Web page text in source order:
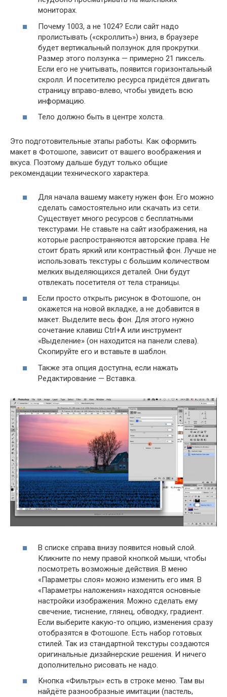
мониторах.
Почему 1003, а не 1024? Если сайт надо
пролистывать («скроллить») вниз, в браузере
будет вертикальный ползунок для прокрутки.
Размер этого ползунка — примерно 21 пиксель.
Если его не учитывать, появится горизонтальный
скролл. И посетителю ресурса придётся двигать
страницу вправо-влево, чтобы увидеть всю
информацию.
Тело должно быть в центре холста.
Это подготовительные этапы работы. Как оформить
макет в Фотошопе, зависит от вашего воображения и
вкуса. Поэтому дальше будут только общие
рекомендации технического характера.
Для начала вашему макету нужен фон. Его можно
сделать самостоятельно или скачать из сети.
Существует много ресурсов с бесплатными
текстурами. Не ставьте на сайт изображения, на
которые распространяются авторские права. Не
стоит брать яркий или контрастный фон. Лучше не
использовать текстуры с большим количеством
мелких выделяющихся деталей. Они будут
отвлекать посетителя от тела страницы.
Если просто открыть рисунок в Фотошопе, он
окажется на новой вкладке, а не добавится в
макет. Выделите весь фон. Для этого нужно
сочетание клавиш Ctrl+A или инструмент
«Выделение» (он находится на панели слева).
Скопируйте его и вставьте в шаблон.
Также эта опция доступна, если нажать
Редактирование — Вставка.
В списке справа внизу появится новый слой.
Кликните по нему правой кнопкой мыши, чтобы
посмотреть возможные действия. В меню
«Параметры слоя» можно изменить его имя. В
«Параметры наложения» находятся основные
настройки изображения. Можно сделать ему
свечение, тиснение, глянец, обводку, градиент.
Если выберите какую-то опцию, изменения сразу
отобразятся в Фотошопе. Есть набор готовых
стилей. Так из стандартной текстуры создаются
оригинальные дизайнерские решения. И ничего
дополнительно рисовать не надо.
Кнопка «Фильтры» есть в строке меню. Там вы
найдёте разнообразные имитации (пастель,